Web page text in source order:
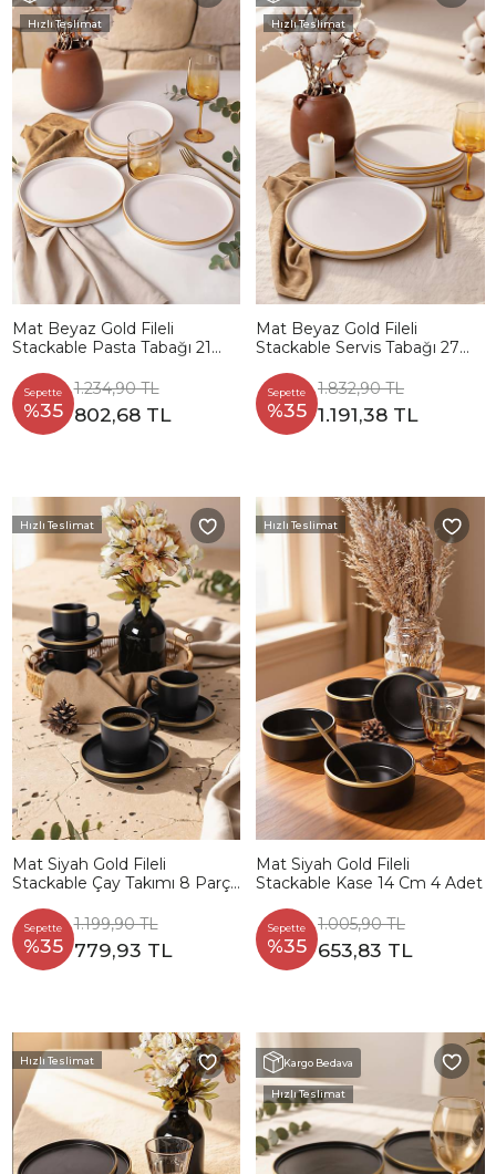
Hızlı Teslimat
Mat Beyaz Gold Fileli
Stackable Pasta Tabağı 21
Sepette
%35
1.234,90 TL
802,68 TL
Hızlı Teslimat
Mat Beyaz Gold Fileli
Stackable Servis Tabağı 27
Sepette
%35
1.832,90 TL
1.191,38 TL
Hızlı Teslimat
Mat Siyah Gold Fileli
Stackable Çay Takımı 8 Parça
Sepette
%35
1.199,90 TL
779,93 TL
Hızlı Teslimat
Mat Siyah Gold Fileli
Stackable Kase 14 Cm 4 Adet
Sepette
%35
1.005,90 TL
653,83 TL
Hızlı Teslimat Kargo Bedava
Hızlı Teslimat